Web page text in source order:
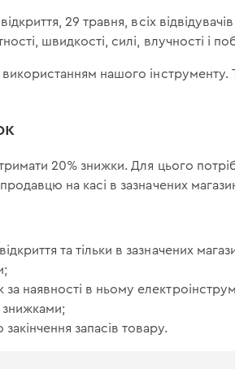
29 травня, всіх
швидкості, силі, влучності і
використанням нашого
20% знижки. Для цього
на касі в зазначених
та тільки в зазначених
за наявності в ньому
знижками;
запасів товару.